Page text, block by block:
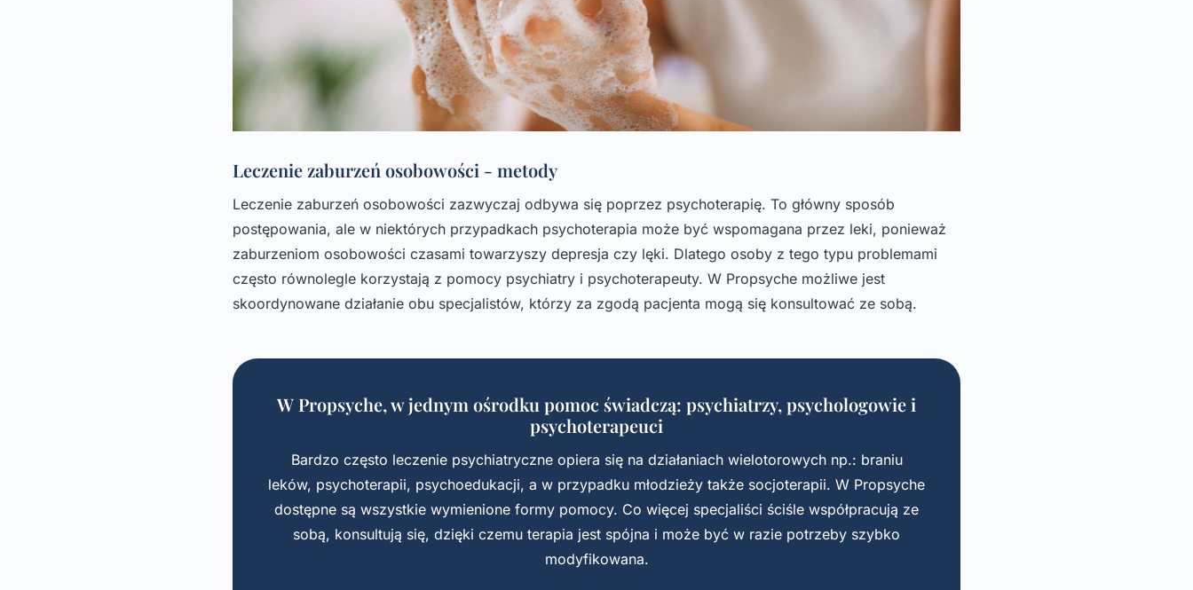
Leczenie zaburzeń osobowości - metody
Leczenie zaburzeń osobowości zazwyczaj odbywa się poprzez psychoterapię. To główny sposób
postępowania, ale w niektórych przypadkach psychoterapia może być wspomagana przez leki, ponieważ
zaburzeniom osobowości czasami towarzyszy depresja czy lęki. Dlatego osoby z tego typu problemami
często równolegle korzystają z pomocy psychiatry i psychoterapeuty. W Propsyche możliwe jest
skoordynowane działanie obu specjalistów, którzy za zgodą pacjenta mogą się konsultować ze sobą.
W Propsyche, w jednym ośrodku pomoc świadczą: psychiatrzy, psychologowie i
psychoterapeuci
Bardzo często leczenie psychiatryczne opiera się na działaniach wielotorowych np.: braniu
leków, psychoterapii, psychoedukacji, a w przypadku młodzieży także socjoterapii. W Propsyche
dostępne są wszystkie wymienione formy pomocy. Co więcej specjaliści ściśle współpracują ze
sobą, konsultują się, dzięki czemu terapia jest spójna i może być w razie potrzeby szybko
modyfikowana.